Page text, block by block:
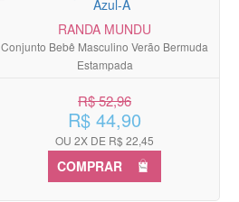
RANDA MUNDU
Conjunto Bebê Masculino Verão Bermuda
Estampada
R$ 52,96
R$ 44,90
OU 2X DE R$ 22,45
COMPRAR